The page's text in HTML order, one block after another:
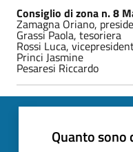
Consiglio di zona n. 8
Zamagna Oriano,
Grassi Paola, tesoriera
Rossi Luca,
Princi Jasmine
Pesaresi Riccardo
Quanto